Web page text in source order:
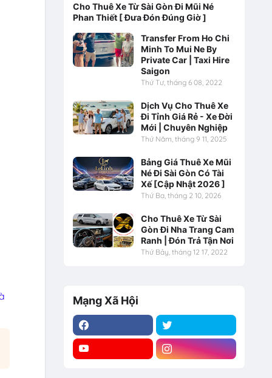
Cho Thuê Xe Từ Sài Gòn Đi Mũi Né
Phan Thiết [ Đưa Đón Đúng Giờ ]
Transfer From Ho Chi
Minh To Mui Ne By
Private Car | Taxi Hire
Saigon
Thứ Tư, tháng 6 08, 2022
Dịch Vụ Cho Thuê Xe
Đi Tỉnh Giá Rẻ - Xe Đời
Mới | Chuyên Nghiệp
Thứ Năm, tháng 9 11, 2025
Bảng Giá Thuê Xe Mũi
Né Đi Sài Gòn Có Tài
Xế [Cập Nhật 2026 ]
Thứ Ba, tháng 2 10, 2026
Cho Thuê Xe Từ Sài
Gòn Đi Nha Trang Cam
Ranh | Đón Trả Tận Nơi
Thứ Bảy, tháng 12 17, 2022
Mạng Xã Hội